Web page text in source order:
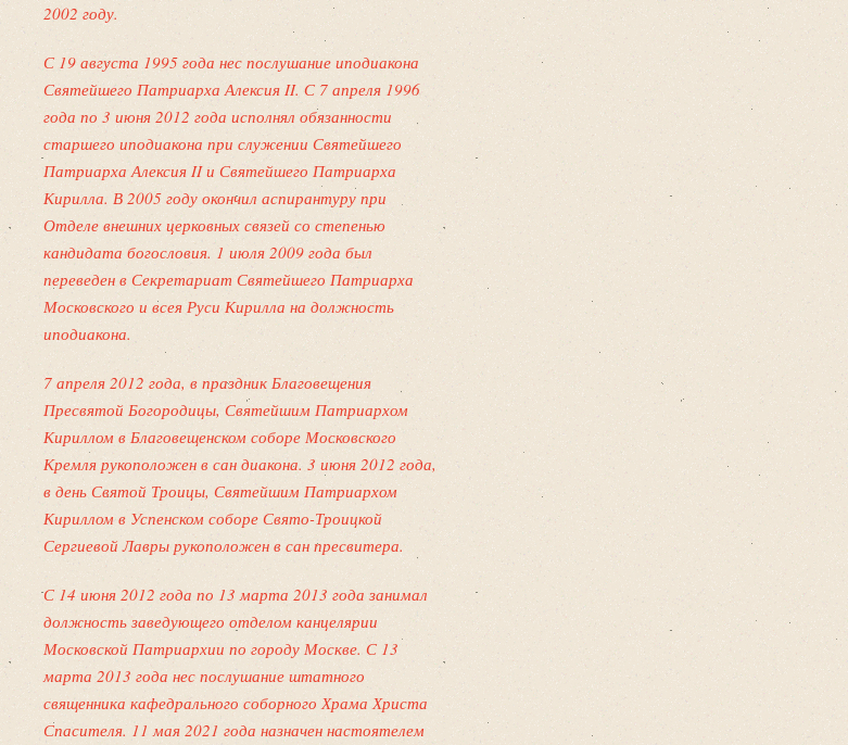
2002 году.
С 19 августа 1995 года нес послушание иподиакона
Святейшего Патриарха Алексия II. С 7 апреля 1996
года по 3 июня 2012 года исполнял обязанности
старшего иподиакона при служении Святейшего
Патриарха Алексия II и Святейшего Патриарха
Кирилла. В 2005 году окончил аспирантуру при
Отделе внешних церковных связей со степенью
кандидата богословия. 1 июля 2009 года был
переведен в Секретариат Святейшего Патриарха
Московского и всея Руси Кирилла на должность
иподиакона.
7 апреля 2012 года, в праздник Благовещения
Пресвятой Богородицы, Святейшим Патриархом
Кириллом в Благовещенском соборе Московского
Кремля рукоположен в сан диакона. 3 июня 2012 года,
в день Святой Троицы, Святейшим Патриархом
Кириллом в Успенском соборе Свято-Троицкой
Сергиевой Лавры рукоположен в сан пресвитера.
С 14 июня 2012 года по 13 марта 2013 года занимал
должность заведующего отделом канцелярии
Московской Патриархии по городу Москве. С 13
марта 2013 года нес послушание штатного
священника кафедрального соборного Храма Христа
Спасителя. 11 мая 2021 года назначен настоятелем